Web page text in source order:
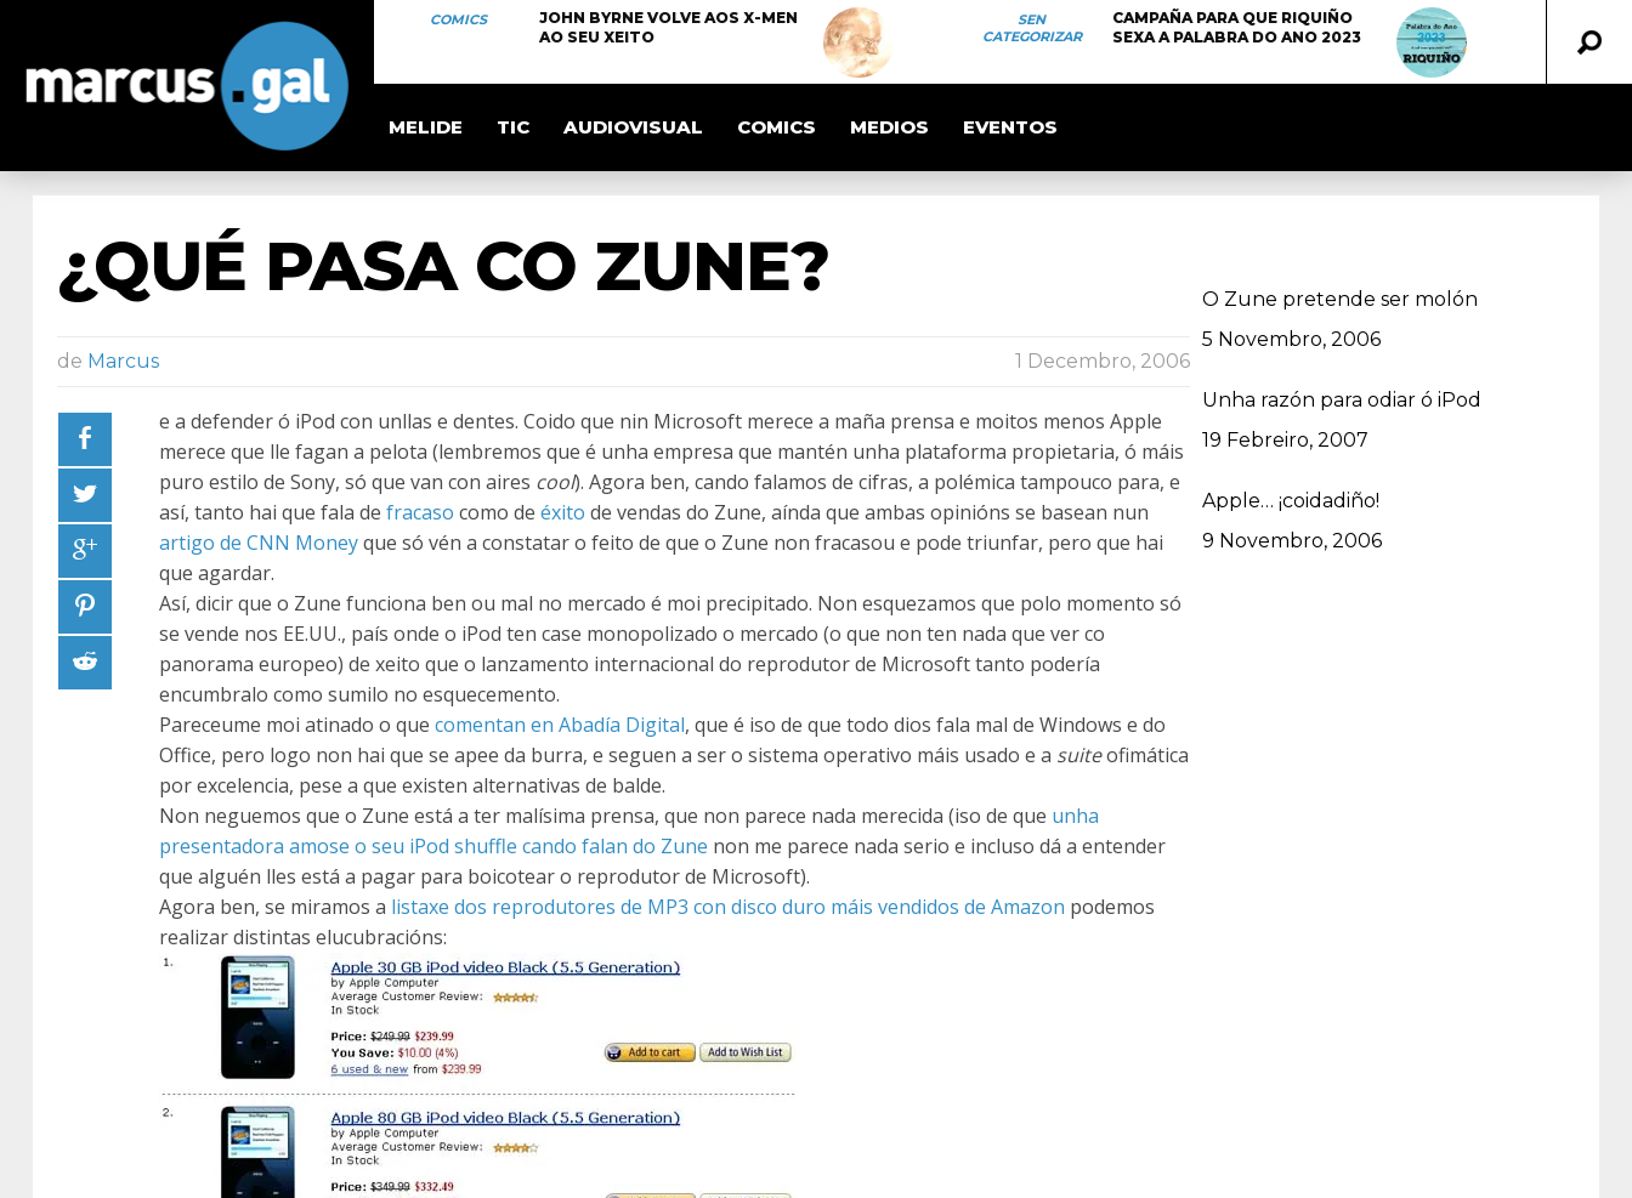
COMICS
JOHN BYRNE VOLVE AOS X-MEN
AO SEU XEITO
SEN
CATEGORIZAR
CAMPAÑA PARA QUE RIQUIÑO
SEXA A PALABRA DO ANO 2023
MELIDE TIC AUDIOVISUAL COMICS MEDIOS EVENTOS
¿QUÉ PASA CO ZUNE?
de Marcus 1 Decembro, 2006
e a defender ó iPod con unllas e dentes. Coido que nin Microsoft merece a maña prensa e moitos menos Apple
merece que lle fagan a pelota (lembremos que é unha empresa que mantén unha plataforma propietaria, ó máis
puro estilo de Sony, só que van con aires cool). Agora ben, cando falamos de cifras, a polémica tampouco para, e
así, tanto hai que fala de fracaso como de éxito de vendas do Zune, aínda que ambas opinións se basean nun
artigo de CNN Moneyque só vén a constatar o feito de que o Zune non fracasou e pode triunfar, pero que hai
que agardar.
Así, dicir que o Zune funciona ben ou mal no mercado é moi precipitado. Non esquezamos que polo momento só
se vende nos EE.UU., país onde o iPod ten case monopolizado o mercado (o que non ten nada que ver co
panorama europeo) de xeito que o lanzamento internacional do reprodutor de Microsoft tanto podería
encumbralo como sumilo no esquecemento.
Pareceume moi atinado o que comentan en Abadía Digital, que é iso de que todo dios fala mal de Windows e do
Office, pero logo non hai que se apee da burra, e seguen a ser o sistema operativo máis usado e a suiteofimática
por excelencia, pese a que existen alternativas de balde.
Non neguemos que o Zune está a ter malísima prensa, que non parece nada merecida (iso de que unha
presentadora amose o seu iPod shuffle cando falan do Zune non me parece nada serio e incluso dá a entender
que alguén lles está a pagar para boicotear o reprodutor de Microsoft).
Agora ben, se miramos a listaxe dos reprodutores de MP3 con disco duro máis vendidos de Amazon podemos
realizar distintas elucubracións:
O Zune pretende ser molón
Data
5 Novembro, 2006
Unha razón para odiar ó iPod
Data
19 Febreiro, 2007
Apple… ¡coidadiño!
Data
9 Novembro, 2006